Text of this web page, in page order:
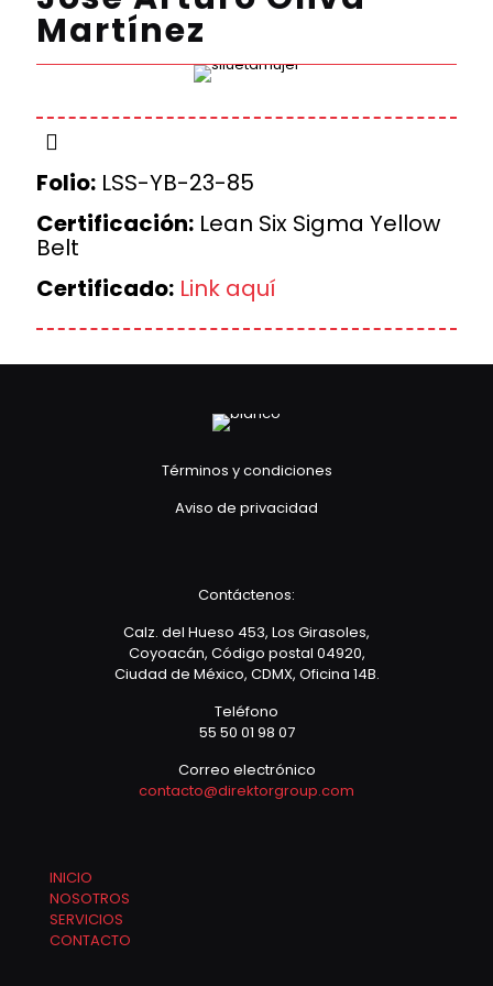
Martínez
Folio: LSS-YB-23-85
Certificación: Lean Six Sigma Yellow
Belt
Certificado: Link aquí
Términos y condiciones
Aviso de privacidad
Contáctenos:
Calz. del Hueso 453, Los Girasoles,
Coyoacán, Código postal 04920,
Ciudad de México, CDMX, Oficina 14B.
Teléfono
55 50 01 98 07
Correo electrónico
contacto@direktorgroup.com
INICIO
NOSOTROS
SERVICIOS
CONTACTO